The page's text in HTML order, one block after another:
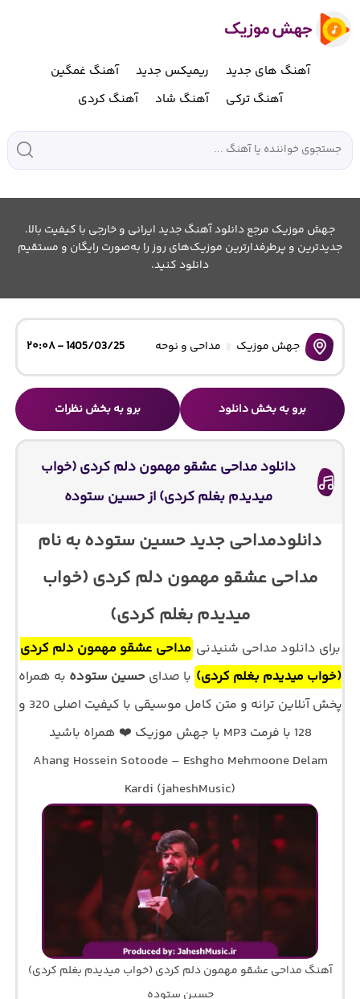
آهنگ های جدید ریمیکس جدید
آهنگ غمگین
آهنگ ترکی
آهنگ شاد آهنگ کردی
جهش موزیک مرجع دانلود آهنگ جدید ایرانی و خارجی با کیفیت بالا.
جدیدترین و پرطرفدارترین موزیک‌های روز را به‌صورت رایگان و مستقیم
دانلود کنید.
جهش موزیک مداحی و نوحه 1405/03/25 - ۲۰:۰۸
برو به بخش دانلود برو به بخش نظرات
دانلود مداحی عشقو مهمون دلم کردی (خواب
میدیدم بغلم کردی) از حسین ستوده
دانلودمداحی جدید حسین ستوده به نام
مداحی عشقو مهمون دلم کردی (خواب
میدیدم بغلم کردی)
برای دانلود مداحی شنیدنی مداحی عشقو مهمون دلم کردی
(خواب میدیدم بغلم کردی) با صدای حسین ستوده به همراه
پخش آنلاین ترانه و متن کامل موسیقی با کیفیت اصلی 320 و
128 با فرمت MP3 با جهش موزیک ❤️ همراه باشید
Ahang Hossein Sotoode – Eshgho Mehmoone Delam
Kardi (jaheshMusic)
آهنگ مداحی عشقو مهمون دلم کردی (خواب میدیدم بغلم کردی)
حسین ستوده